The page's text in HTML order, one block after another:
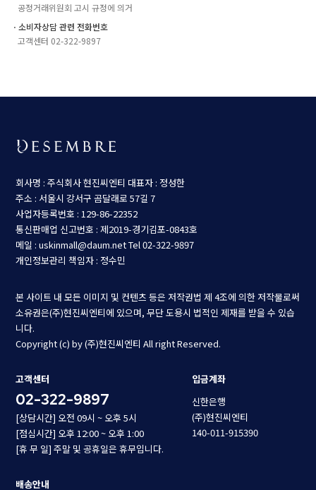
공정거래위원회 고시 규정에 의거
ㆍ소비자상담 관련 전화번호
고객센터 02-322-9897
회사명 : 주식회사 현진씨엔티 대표자 : 정성한
주소 : 서울시 강서구 곰달래로 57길 7
사업자등록번호 : 129-86-22352
통신판매업 신고번호 : 제2019-경기김포-0843호
메일 : uskinmall@daum.netTel 02-322-9897
개인정보관리 책임자 : 정수민
본 사이트 내 모든 이미지 및 컨텐츠 등은 저작권법 제 4조에 의한 저작물로써
소유권은(주)현진씨엔티에 있으며, 무단 도용시 법적인 제재를 받을 수 있습
니다.
Copyright (c) by (주)현진씨엔티 All right Reserved.
고객센터
02-322-9897
[상담시간] 오전 09시 ~ 오후 5시
[점심시간] 오후 12:00 ~ 오후 1:00
[휴 무 일] 주말 및 공휴일은 휴무입니다.
입금계좌
신한은행
(주)현진씨엔티
140-011-915390
배송안내